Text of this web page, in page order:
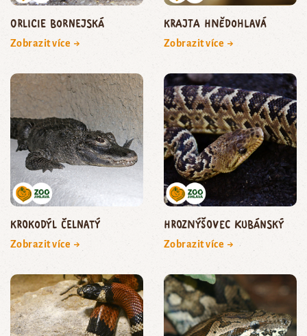
orlicie bornejská
Zobrazit více →
krajta hnědohlavá
Zobrazit více →
krokodýl čelnatý
Zobrazit více →
hroznýšovec kubánský
Zobrazit více →